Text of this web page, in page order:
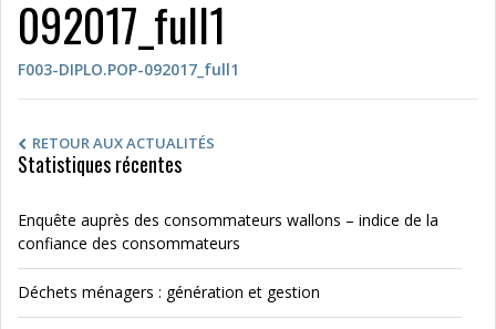
092017_full1
F003-DIPLO.POP-092017_full1
RETOUR AUX ACTUALITÉS
Statistiques récentes
Enquête auprès des consommateurs wallons – indice de la
confiance des consommateurs
Déchets ménagers : génération et gestion